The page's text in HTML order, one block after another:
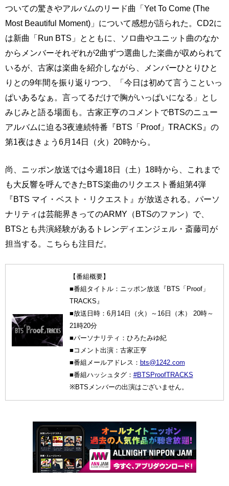
ついての驚きやアルバムのリード曲「Yet To Come (The
Most Beautiful Moment)」について感想が語られた。CD2に
は新曲「Run BTS」とともに、ソロ曲やユニット曲のなか
からメンバーそれぞれが2曲ずつ選曲した楽曲が収められて
いるが、古家は楽曲を紹介しながら、メンバーひとりひと
りとの9年間を振り返りつつ、「今日は初めて言うこといっ
ぱいあるなぁ。言ってるだけで胸がいっぱいになる」とし
みじみと語る場面も。古家正亨のコメントでBTSのニュー
アルバムに迫る3夜連続特番『BTS「Proof」TRACKS』の
第1夜はきょう6月14日（火）20時から。
尚、ニッポン放送では今週18日（土）18時から、これまで
も大反響を呼んできたBTS楽曲のリクエスト番組第4弾
『BTS マイ・ベスト・リクエスト』が放送される。パーソ
ナリティは芸能界きってのARMY（BTSのファン）で、
BTSとも共演経験があるトレンディエンジェル・斎藤司が
担当する。こちらも注目だ。
【番組概要】
■番組タイトル：ニッポン放送『BTS「Proof」
TRACKS』
■放送日時：6月14日（火）～16日（木） 20時～
21時20分
■パーソナリティ：ひろたみゆ紀
■コメント出演：古家正亨
■番組メールアドレス： bts@1242.com
■番組ハッシュタグ： #BTSProofTRACKS
※BTSメンバーの出演はございません。